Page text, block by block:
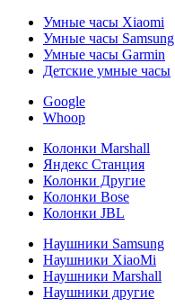
Умные часы Xiaomi
Умные часы Samsung
Умные часы Garmin
Детские умные часы
Google
Whoop
Колонки Marshall
Яндекс Станция
Колонки Другие
Колонки Bose
Колонки JBL
Наушники Samsung
Наушники XiaoMi
Наушники Marshall
Наушники другие